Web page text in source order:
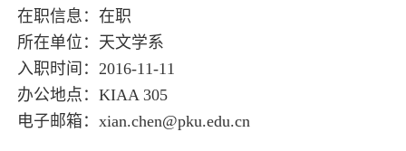
在职信息：在职
所在单位：天文学系
入职时间：2016-11-11
办公地点：KIAA 305
电子邮箱： xian.chen@pku.edu.cn